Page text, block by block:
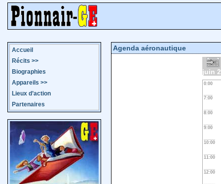
Accueil
Récits >>
Biographies
Appareils >>
Lieux d’action
Partenaires
Agenda aéronautique
juin
0:00
7:00
8:00
9:00
10:00
11:00
12:00